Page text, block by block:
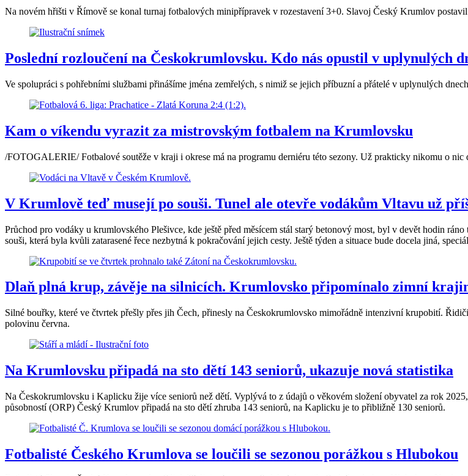
Na novém hřišti v Římově se konal turnaj fotbalových minipřípravek v rozestavení 3+0. Slavoj Český Krumlov
Poslední rozloučení na Českokrumlovsku. Kdo nás opustil v uplynulých
Ve spolupráci s pohřebními službami přinášíme jména zemřelých, s nimiž se jejich příbuzní a přátelé v uplynulých
Kam o víkendu vyrazit za mistrovským fotbalem na Krumlovsku
/FOTOGALERIE/ Fotbalové soutěže v kraji i okrese má na programu derniéru této sezony. Už prakticky nikomu o
V Krumlově teď musejí po souši. Tunel ale otevře vodákům Vltavu už
Průchod pro vodáky u krumlovského Plešivce, kde ještě před měsícem stál starý betonový most, byl v devět hodin
souši, která byla kvůli zatarasené řece nezbytná k pokračování jejich cesty. Ještě týden a situace bude docela jiná,
Dlaň plná krup, závěje na silnicích. Krumlovsko připomínalo zimní
Silné bouřky, které ve čtvrtek přešly přes jih Čech, přinesly na Českokrumlovsko mimořádně intenzivní krupobití.
polovinu června.
Na Krumlovsku připadá na sto dětí 143 seniorů, ukazuje nová statistika
Na Českokrumlovsku i Kaplicku žije více seniorů než dětí. Vyplývá to z údajů o věkovém složení obyvatel za rok
působností (ORP) Český Krumlov připadá na sto dětí zhruba 143 seniorů, na Kaplicku je to přibližně 130 seniorů.
Fotbalisté Českého Krumlova se loučili se sezonou porážkou s Hlubokou